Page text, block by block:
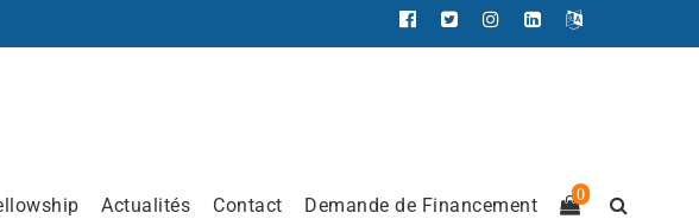
Actualités Contact Demande de Financement
0